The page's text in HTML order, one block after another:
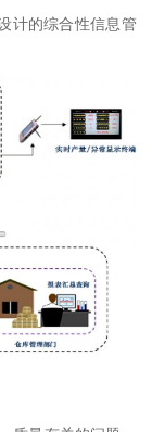
计的综合性信息管